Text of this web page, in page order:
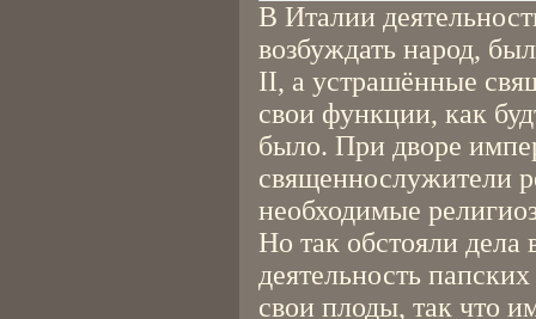
В Италии
возбуждать народ,
II, а устрашённые
свои функции, как
было. При дворе
священнослужители
необходимые
Но так обстояли
деятельность
свои плоды, так что